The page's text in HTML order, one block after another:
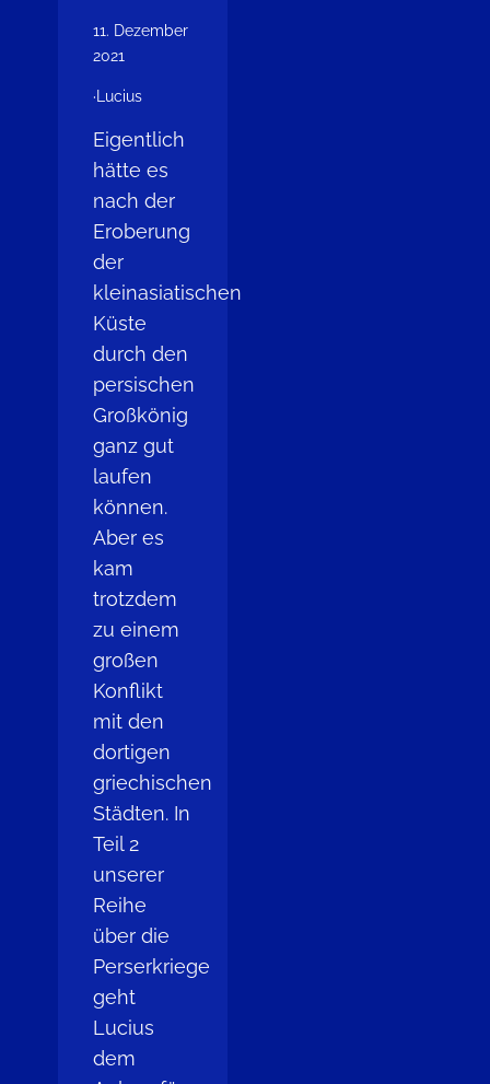
11. Dezember
2021
·Lucius
Eigentlich
hätte es
nach der
Eroberung
der
kleinasiatischen
Küste
durch den
persischen
Großkönig
ganz gut
laufen
können.
Aber es
kam
trotzdem
zu einem
großen
Konflikt
mit den
dortigen
griechischen
Städten. In
Teil 2
unserer
Reihe
über die
Perserkriege
geht
Lucius
dem